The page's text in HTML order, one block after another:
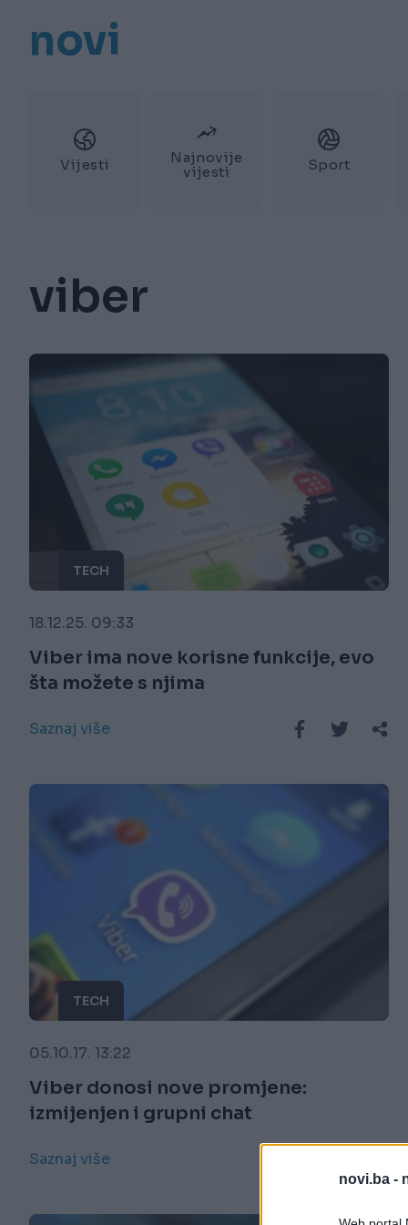
novi.ba -
novi
Vijesti
Najnovije
vijesti
Sport
viber
TECH
18.12.25. 09:33
Viber ima nove korisne funkcije, evo
šta možete s njima
Saznaj više
TECH
05.10.17. 13:22
Viber donosi nove promjene:
izmijenjen i grupni chat
Saznaj više